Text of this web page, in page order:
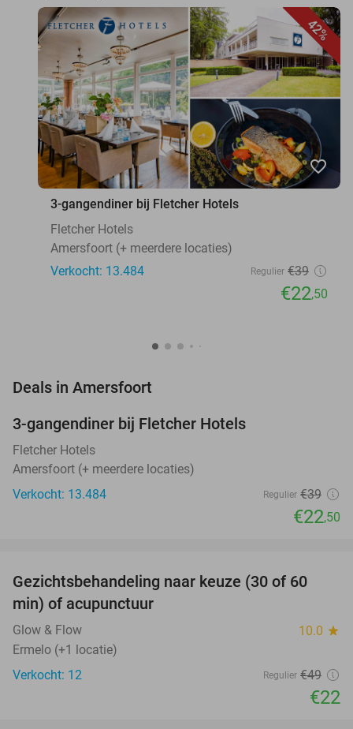
42%
favorite_border
3-gangendiner bij Fletcher Hotels
Fletcher Hotels
Amersfoort (+ meerdere locaties)
Verkocht: 13.484
Regulier €39
€22,50
Deals in Amersfoort
3-gangendiner bij Fletcher Hotels
Fletcher Hotels
Amersfoort (+ meerdere locaties)
Verkocht: 13.484
Regulier €39
€22,50
55%
TODAY
Gezichtsbehandeling naar keuze (30 of 60
min) of acupunctuur
Glow & Flow 10.0 star
Ermelo (+1 locatie)
Verkocht: 12
Regulier €49
€22